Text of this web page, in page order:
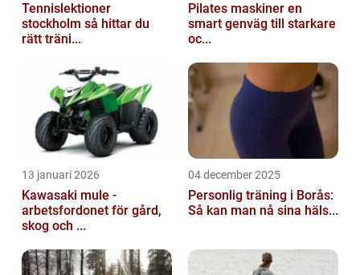
Tennislektioner
stockholm så hittar du
rätt träni...
Pilates maskiner en
smart genväg till starkare
oc...
13 januari 2026
Kawasaki mule -
arbetsfordonet för gård,
skog och ...
04 december 2025
Personlig träning i Borås:
Så kan man nå sina häls...